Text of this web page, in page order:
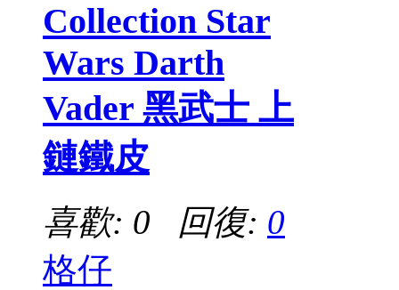
Collection Star
Wars Darth
Vader 黑武士 上
鏈鐵皮
喜歡: 0 回復: 0
格仔